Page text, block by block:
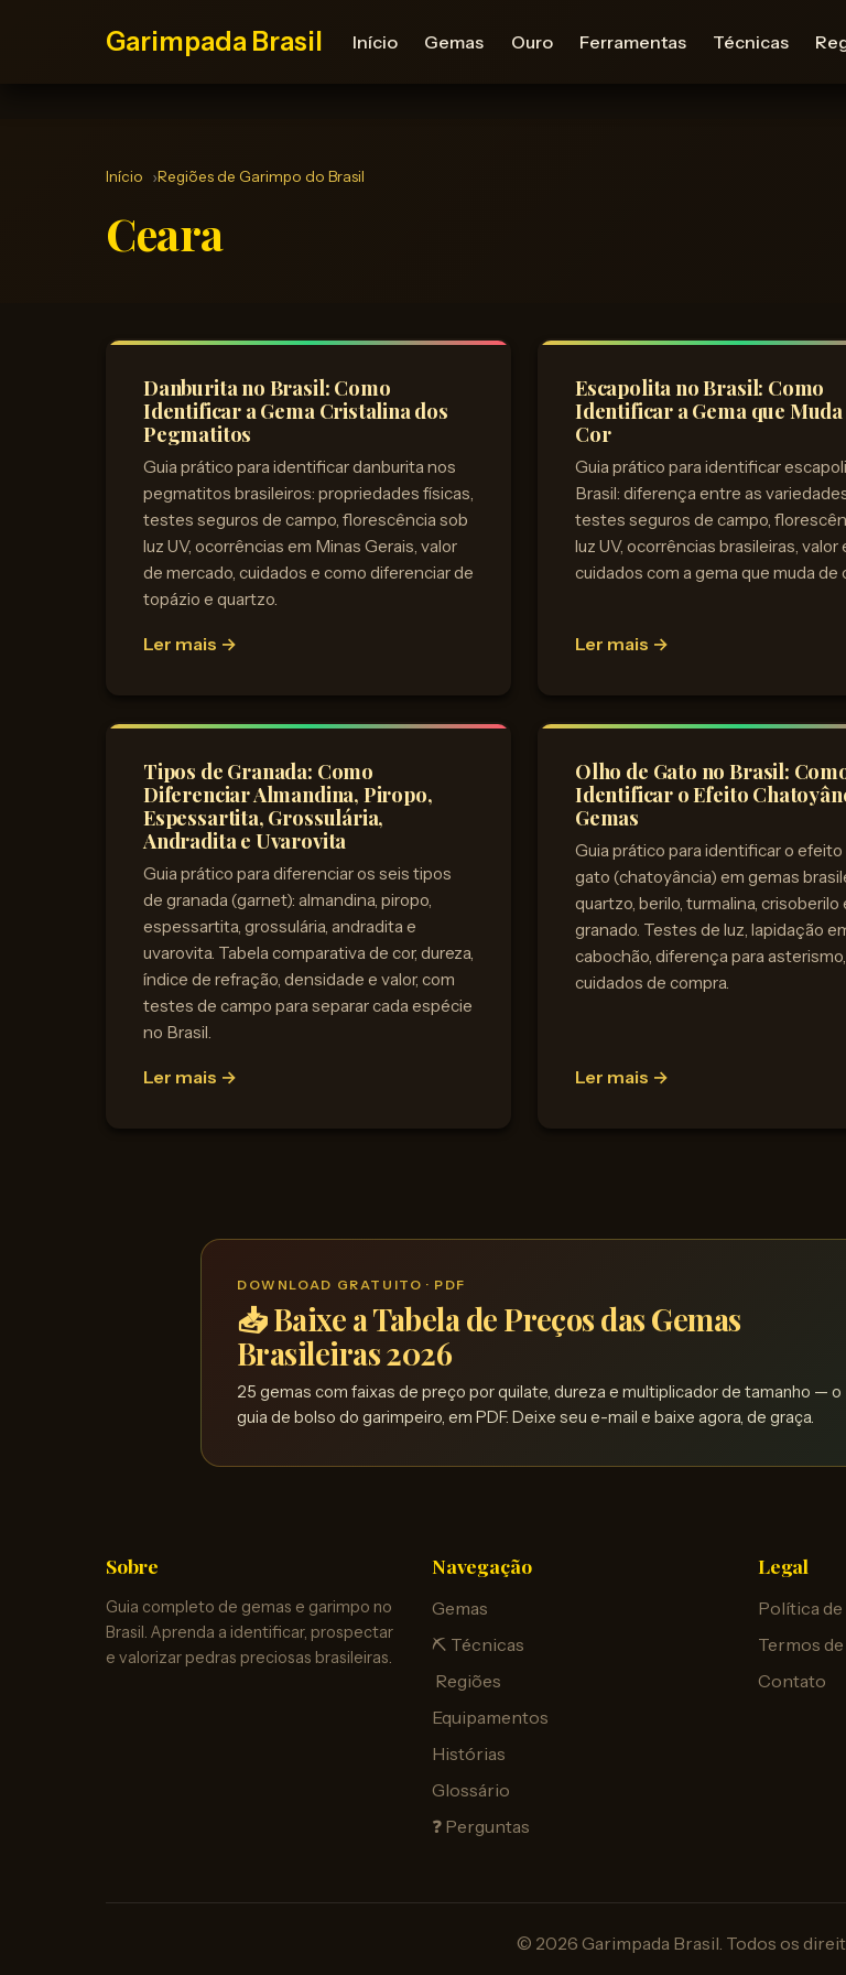
Garimpada Brasil Início Gemas Ouro Ferramentas Técnicas
Início Regiões de Garimpo do Brasil
Ceara
Danburita no Brasil: Como
Identificar a Gema Cristalina dos
Pegmatitos
Guia prático para identificar danburita nos
pegmatitos brasileiros: propriedades físicas,
testes seguros de campo, florescência sob
luz UV, ocorrências em Minas Gerais, valor
de mercado, cuidados e como diferenciar de
topázio e quartzo.
Ler mais →
Escapolita no Brasil: Como
Identificar a Gema que Muda
Cor
Guia prático para identificar
Brasil: diferença entre as
testes seguros de campo,
luz UV, ocorrências brasileiras, valor
cuidados com a gema que muda de
Ler mais →
Tipos de Granada: Como
Diferenciar Almandina, Piropo,
Espessartita, Grossulária,
Andradita e Uvarovita
Guia prático para diferenciar os seis tipos
de granada (garnet): almandina, piropo,
espessartita, grossulária, andradita e
uvarovita. Tabela comparativa de cor, dureza,
índice de refração, densidade e valor, com
testes de campo para separar cada espécie
no Brasil.
Ler mais →
Olho de Gato no Brasil:
Identificar o Efeito
Gemas
Guia prático para identificar o efeito
gato (chatoyância) em gemas
quartzo, berilo, turmalina, crisoberilo
granado. Testes de luz, lapidação
cabochão, diferença para
cuidados de compra.
Ler mais →
DOWNLOAD GRATUITO · PDF
📥 Baixe a Tabela de Preços das Gemas
Brasileiras 2026
25 gemas com faixas de preço por quilate, dureza e multiplicador de tamanho — o
guia de bolso do garimpeiro, em PDF. Deixe seu e-mail e baixe agora, de graça.
Sobre
Guia completo de gemas e garimpo no
Brasil. Aprenda a identificar, prospectar
e valorizar pedras preciosas brasileiras.
Navegação
Gemas
⛏️ Técnicas
️ Regiões
Equipamentos
Histórias
Glossário
❓ Perguntas
Legal
Política
Termos
Contato
© 2026 Garimpada Brasil. Todos os